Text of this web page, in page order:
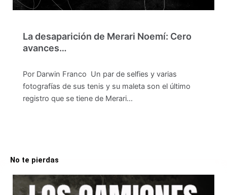
La desaparición de Merari Noemí: Cero
avances…
Por Darwin Franco Un par de selfies y varias
fotografías de sus tenis y su maleta son el último
registro que se tiene de Merari…
No te pierdas